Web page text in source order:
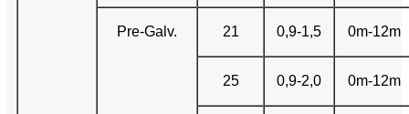
Pre-Galv. 21 0,9-1,5 0m-12m
25 0,9-2,0 0m-12m